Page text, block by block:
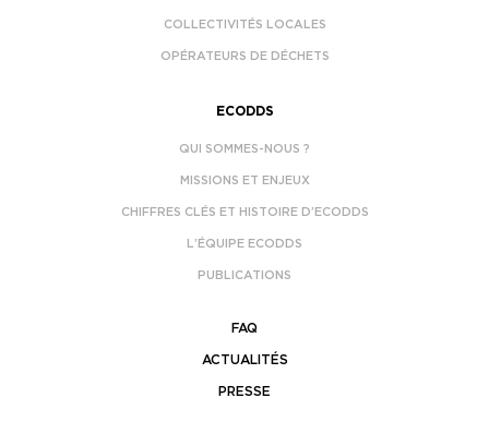
COLLECTIVITÉS LOCALES
OPÉRATEURS DE DÉCHETS
ECODDS
QUI SOMMES-NOUS ?
MISSIONS ET ENJEUX
CHIFFRES CLÉS ET HISTOIRE D’ECODDS
L’ÉQUIPE ECODDS
PUBLICATIONS
FAQ
ACTUALITÉS
PRESSE